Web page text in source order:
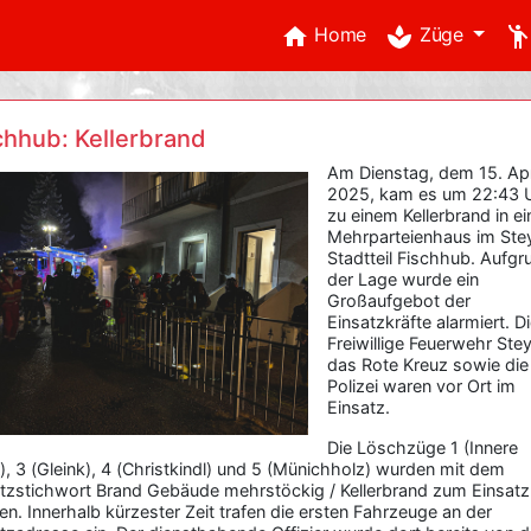
home Home spa Züge emoji_people
Kellerbrand
Am Dienstag, dem 15.
2025, kam es um 22:43
zu einem Kellerbrand in
Mehrparteienhaus im
Stadtteil Fischhub.
der Lage wurde ein
Großaufgebot der
Einsatzkräfte alarmiert.
Freiwillige Feuerwehr
das Rote Kreuz sowie die
Polizei waren vor Ort im
Einsatz.
Die Löschzüge 1 (Innere
3 (Gleink), 4 (Christkindl) und 5 (Münichholz) wurden mit dem
Brand Gebäude mehrstöckig / Kellerbrand zum Einsatz
Innerhalb kürzester Zeit trafen die ersten Fahrzeuge an der